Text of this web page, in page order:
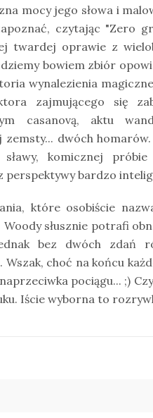
mocy jego słowa i
czytając "Zero
twardej oprawie z
bowiem zbiór
wynalezienia
zajmującego się
casanovą, aktu
dwóch
komicznej
perspektywy bardzo
które osobiście
słusznie potrafi
bez dwóch zdań
choć na końcu
pociągu... ;)
Iście wyborna to